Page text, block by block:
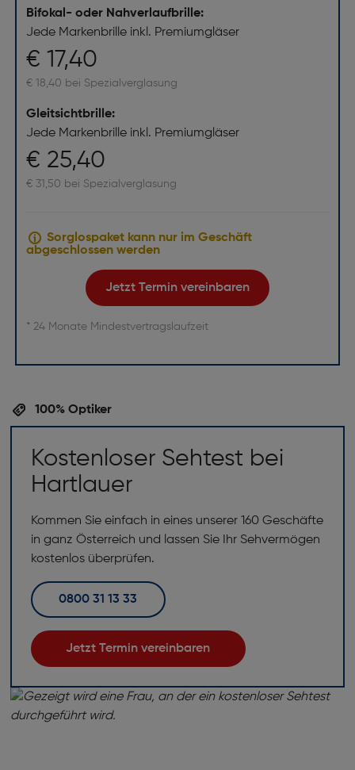
Bifokal- oder Nahverlaufbrille:
Jede Markenbrille inkl. Premiumgläser
€ 17,40
€ 18,40 bei Spezialverglasung
Gleitsichtbrille:
Jede Markenbrille inkl. Premiumgläser
€ 25,40
€ 31,50 bei Spezialverglasung
Sorglospaket kann nur im Geschäft
abgeschlossen werden
Jetzt Termin vereinbaren
* 24 Monate Mindestvertragslaufzeit
100% Optiker
Kostenloser Sehtest bei
Hartlauer
Kommen Sie einfach in eines unserer 160 Geschäfte
in ganz Österreich und lassen Sie Ihr Sehvermögen
kostenlos überprüfen.
0800 31 13 33
Jetzt Termin vereinbaren